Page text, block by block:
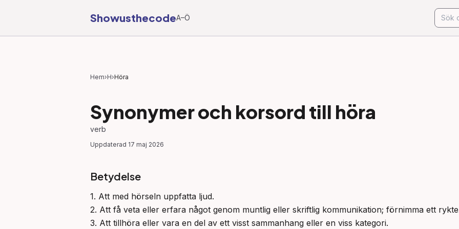
ShowusthecodeA–Ö
Hem›H›Höra
Synonymer och korsord till höra
verb
Uppdaterad 17 maj 2026
Betydelse
1. Att med hörseln uppfatta ljud.
2. Att få veta eller erfara något genom muntlig eller skriftlig kommunikation; förnimma ett
3. Att tillhöra eller vara en del av ett visst sammanhang eller en viss kategori.